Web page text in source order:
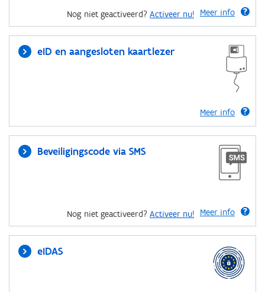
Meer info
Nog niet geactiveerd? Activeer nu!
eID en aangesloten kaartlezer
Meer info
Beveiligingscode via SMS
Meer info
Nog niet geactiveerd? Activeer nu!
eIDAS